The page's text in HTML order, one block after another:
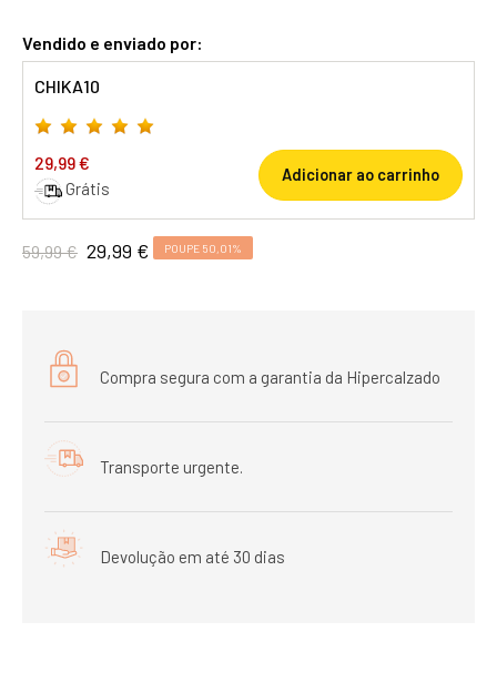
Vendido e enviado por:
CHIKA10
29,99 €
Grátis
Adicionar ao carrinho
59,99 € 29,99 € POUPE 50,01%
Compra segura com a garantia da Hipercalzado
Transporte urgente.
Devolução em até 30 dias